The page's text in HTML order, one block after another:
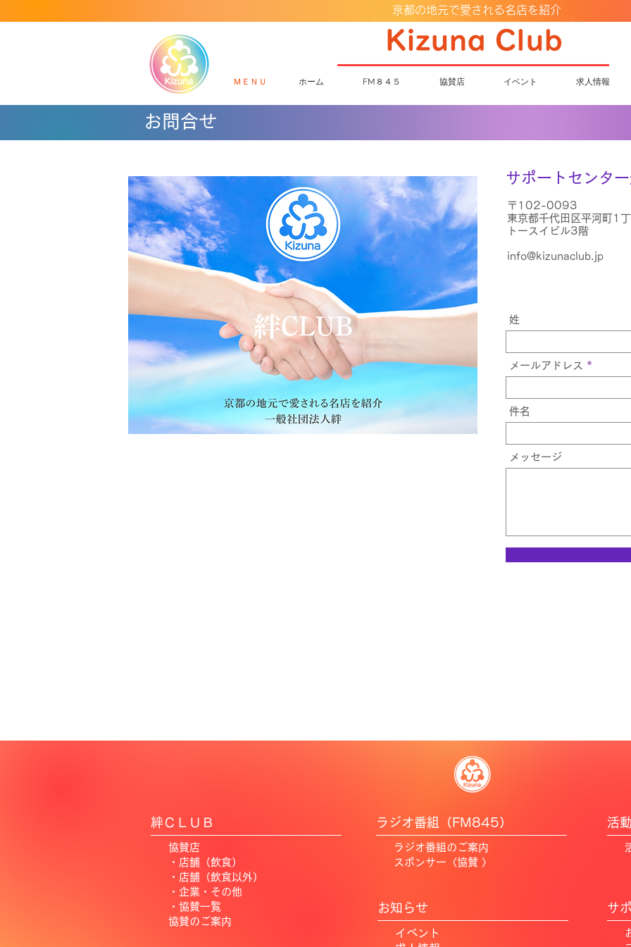
京都の地元で愛される名店を紹介
ホーム FM８４５ 協賛店 イベント 求人情報
ＭＥＮＵ
お問合せ
サポートセンタ
〒102-0093
東京都千代田区平河町1
トースイビル3階
info@kizunaclub.jp
姓
メールアドレス
件名
メッセージ
絆ＣＬＵＢ
協賛店
・店舗（飲食）
・店舗（飲食以外）
​ ・企業・その他
・協賛一覧
​協賛のご案内
​ ​ラジオ番組（FM845）
​ラジオ番組のご案内
スポンサー​〈協賛 〉
​お知らせ
イベント
活
サ